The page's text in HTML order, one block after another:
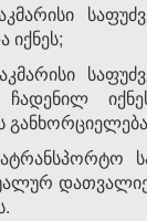
იქნეს;
ჩადენილ